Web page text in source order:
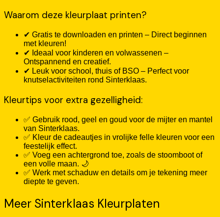
Waarom deze kleurplaat printen?
✔ Gratis te downloaden en printen – Direct beginnen
met kleuren!
✔ Ideaal voor kinderen en volwassenen –
Ontspannend en creatief.
✔ Leuk voor school, thuis of BSO – Perfect voor
knutselactiviteiten rond Sinterklaas.
Kleurtips voor extra gezelligheid:
✅ Gebruik rood, geel en goud voor de mijter en mantel
van Sinterklaas.
✅ Kleur de cadeautjes in vrolijke felle kleuren voor een
feestelijk effect.
✅ Voeg een achtergrond toe, zoals de stoomboot of
een volle maan. 🌙
✅ Werk met schaduw en details om je tekening meer
diepte te geven.
Meer Sinterklaas Kleurplaten